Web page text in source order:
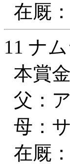
在厩
11 ナ
本賞
父：
母：
在厩